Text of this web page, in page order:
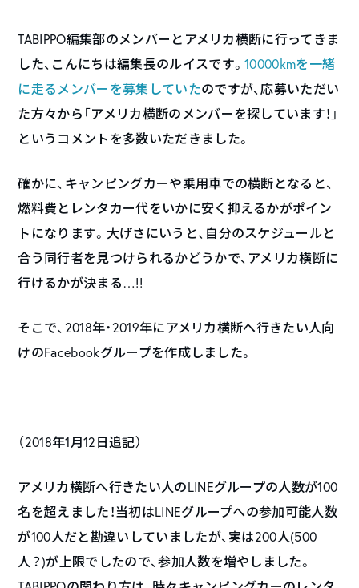
TABIPPO編集部のメンバーとアメリカ横断に行ってきま
した、こんにちは編集長のルイスです。10000kmを一緒
に走るメンバーを募集していたのですが、応募いただい
た方々から「アメリカ横断のメンバーを探しています！」
というコメントを多数いただきました。
確かに、キャンピングカーや乗用車での横断となると、
燃料費とレンタカー代をいかに安く抑えるかがポイン
トになります。大げさにいうと、自分のスケジュールと
合う同行者を見つけられるかどうかで、アメリカ横断に
行けるかが決まる…!!
そこで、2018年・2019年にアメリカ横断へ行きたい人向
けのFacebookグループを作成しました。
（2018年1月12日追記）
アメリカ横断へ行きたい人のLINEグループの人数が100
名を超えました！当初はLINEグループへの参加可能人数
が100人だと勘違いしていましたが、実は200人(500
人？)が上限でしたので、参加人数を増やしました。